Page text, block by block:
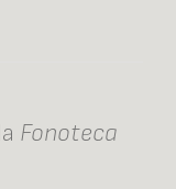
Fonoteca